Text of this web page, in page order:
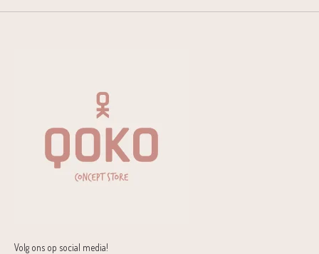
Volg ons op social media!